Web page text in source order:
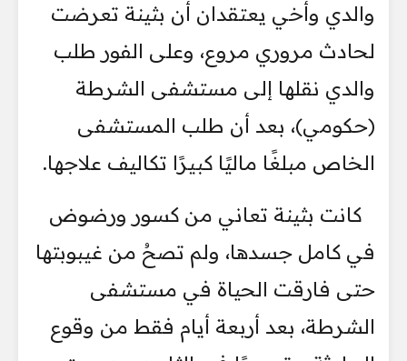
والدي وأخي يعتقدان أن بثينة تعرضت
لحادث مروري مروع، وعلى الفور طلب
والدي نقلها إلى مستشفى الشرطة
(حكومي)، بعد أن طلب المستشفى
الخاص مبلغًا ماليًا كبيرًا تكاليف علاجها.
كانت بثينة تعاني من كسور ورضوض
في كامل جسدها، ولم تصحُ من غيبوبتها
حتى فارقت الحياة في مستشفى
الشرطة، بعد أربعة أيام فقط من وقوع